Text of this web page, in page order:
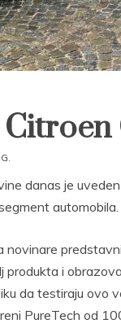
danas je
automobila.
novinare
produkta i
da testiraju ovo
PureTech od